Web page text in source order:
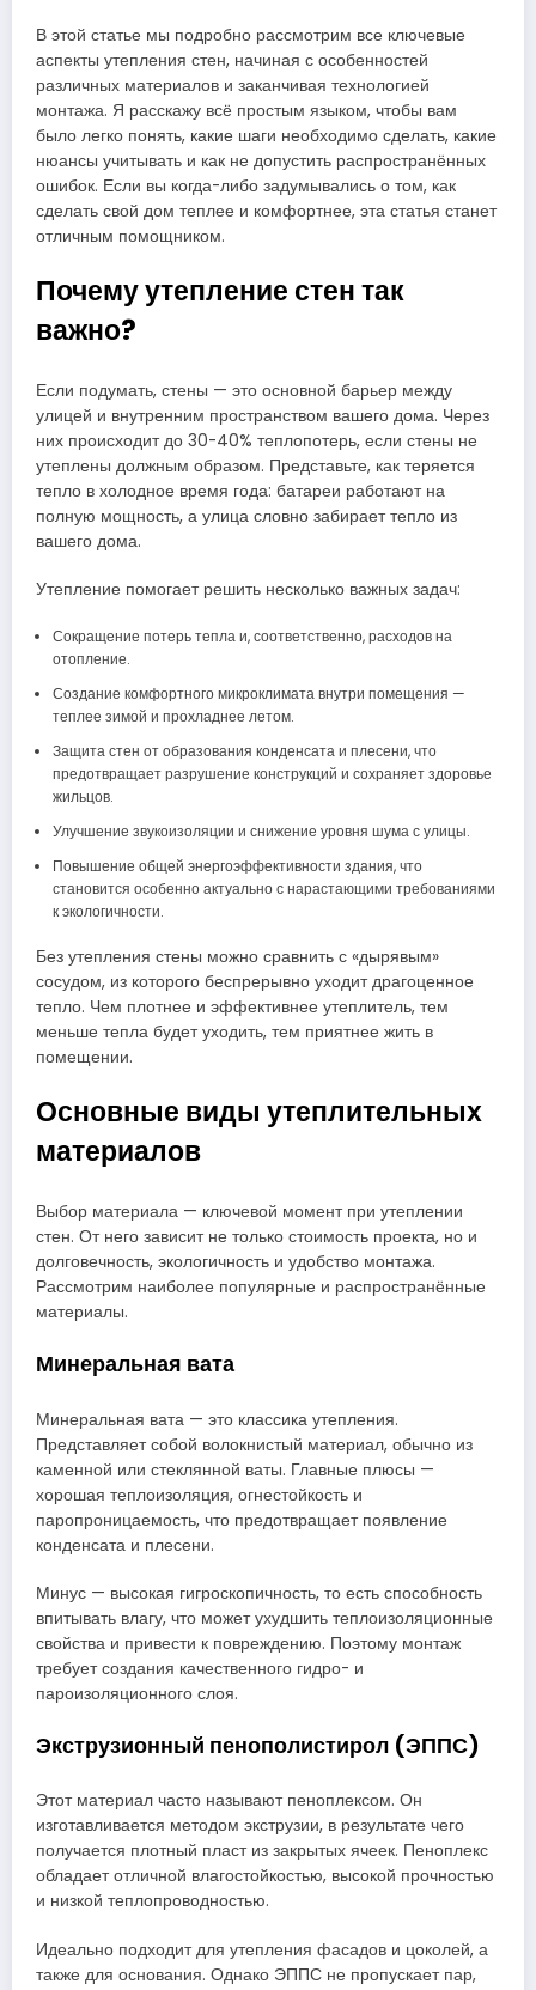
В этой статье мы подробно рассмотрим все ключевые
аспекты утепления стен, начиная с особенностей
различных материалов и заканчивая технологией
монтажа. Я расскажу всё простым языком, чтобы вам
было легко понять, какие шаги необходимо сделать, какие
нюансы учитывать и как не допустить распространённых
ошибок. Если вы когда-либо задумывались о том, как
сделать свой дом теплее и комфортнее, эта статья станет
отличным помощником.
Почему утепление стен так
важно?
Если подумать, стены — это основной барьер между
улицей и внутренним пространством вашего дома. Через
них происходит до 30-40% теплопотерь, если стены не
утеплены должным образом. Представьте, как теряется
тепло в холодное время года: батареи работают на
полную мощность, а улица словно забирает тепло из
вашего дома.
Утепление помогает решить несколько важных задач:
Сокращение потерь тепла и, соответственно, расходов на
отопление.
Создание комфортного микроклимата внутри помещения —
теплее зимой и прохладнее летом.
Защита стен от образования конденсата и плесени, что
предотвращает разрушение конструкций и сохраняет здоровье
жильцов.
Улучшение звукоизоляции и снижение уровня шума с улицы.
Повышение общей энергоэффективности здания, что
становится особенно актуально с нарастающими требованиями
к экологичности.
Без утепления стены можно сравнить с «дырявым»
сосудом, из которого беспрерывно уходит драгоценное
тепло. Чем плотнее и эффективнее утеплитель, тем
меньше тепла будет уходить, тем приятнее жить в
помещении.
Основные виды утеплительных
материалов
Выбор материала — ключевой момент при утеплении
стен. От него зависит не только стоимость проекта, но и
долговечность, экологичность и удобство монтажа.
Рассмотрим наиболее популярные и распространённые
материалы.
Минеральная вата
Минеральная вата — это классика утепления.
Представляет собой волокнистый материал, обычно из
каменной или стеклянной ваты. Главные плюсы —
хорошая теплоизоляция, огнестойкость и
паропроницаемость, что предотвращает появление
конденсата и плесени.
Минус — высокая гигроскопичность, то есть способность
впитывать влагу, что может ухудшить теплоизоляционные
свойства и привести к повреждению. Поэтому монтаж
требует создания качественного гидро- и
пароизоляционного слоя.
Экструзионный пенополистирол (ЭППС)
Этот материал часто называют пеноплексом. Он
изготавливается методом экструзии, в результате чего
получается плотный пласт из закрытых ячеек. Пеноплекс
обладает отличной влагостойкостью, высокой прочностью
и низкой теплопроводностью.
Идеально подходит для утепления фасадов и цоколей, а
также для основания. Однако ЭППС не пропускает пар,